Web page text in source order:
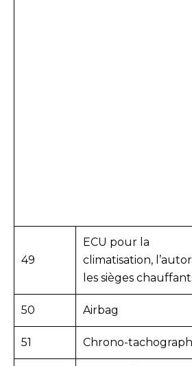
49
ECU pour la
climatisation,
les sièges
50 Airbag
51 Chrono-